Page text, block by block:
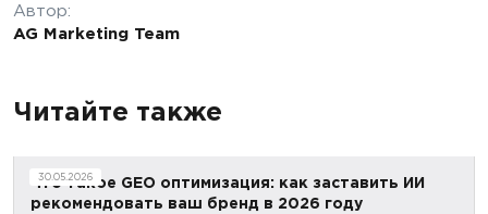
Автор:
AG Marketing Team
Читайте также
30.05.2026
Что такое GEO оптимизация: как заставить ИИ
рекомендовать ваш бренд в 2026 году